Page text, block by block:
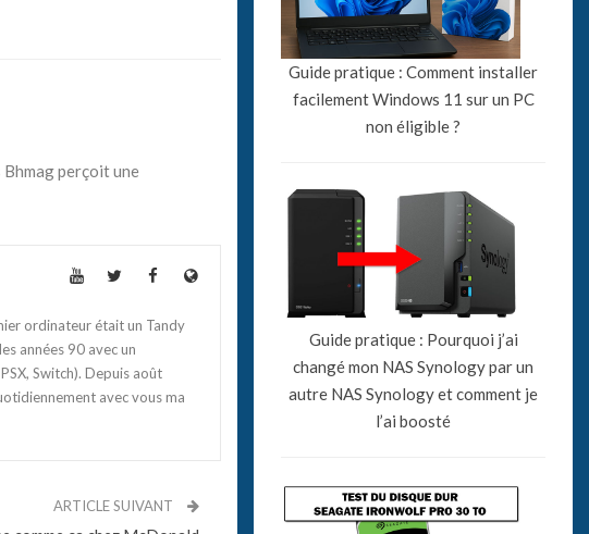
perçoit une
ordinateur était un Tandy
années 90 avec un
Switch). Depuis août
avec vous ma
ARTICLE SUIVANT
Guide pratique : Comment installer
facilement Windows 11 sur un PC
non éligible ?
Guide pratique : Pourquoi j’ai
changé mon NAS Synology par un
autre NAS Synology et comment je
l’ai boosté